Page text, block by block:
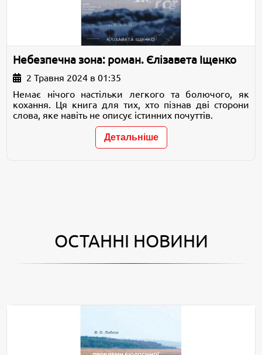
Небезпечна зона: роман. Єлізавета Іщенко
2 Травня 2024 в 01:35
Немає нічого настільки легкого та болючого, як
кохання. Ця книга для тих, хто пізнав дві сторони
слова, яке навіть не описує істинних почуттів.
Детальніше
ОСТАННІ НОВИНИ